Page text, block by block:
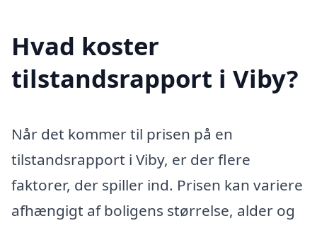
Hvad koster
tilstandsrapport i Viby?
Når det kommer til prisen på en
tilstandsrapport i Viby, er der flere
faktorer, der spiller ind. Prisen kan variere
afhængigt af boligens størrelse, alder og